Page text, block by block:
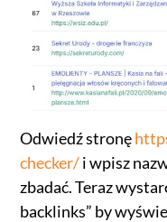
Odwiedź stronę
checker/i wpisz
zbadać. Teraz
backlinks” by